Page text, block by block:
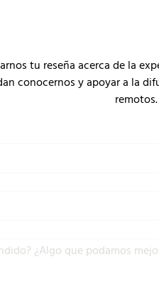
tu reseña acerca de la
conocernos y apoyar a la
remotos.